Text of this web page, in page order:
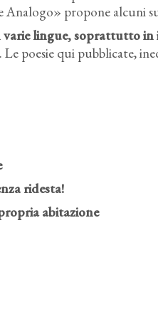
propone alcuni
lingue, soprattutto in
poesie qui pubblicate,
ridesta!
abitazione